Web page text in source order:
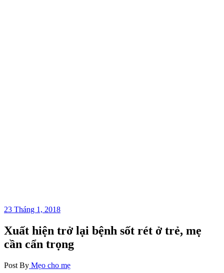
23 Tháng 1, 2018
Xuất hiện trở lại bệnh sốt rét ở trẻ, mẹ
cần cẩn trọng
Post By Mẹo cho mẹ